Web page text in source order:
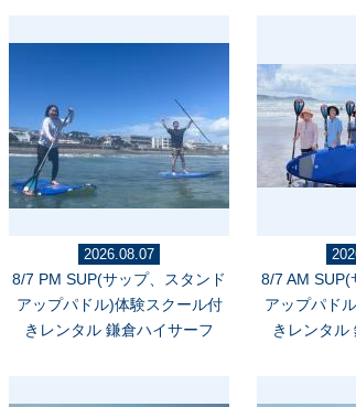
2026.08.07
8/7 PM SUP(サップ、スタンド
アップパドル)体験スクール付
きレンタル 鎌倉ハイサーフ
8/7 AM SUP(
アップパド
きレンタル